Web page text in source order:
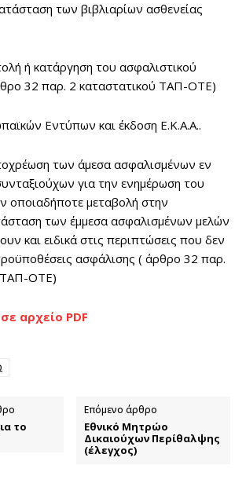
των βιβλιαρίων ασθενείας
ή κατάργηση του ασφαλιστικού
32 παρ. 2 καταστατικού ΤΑΠ-ΟΤΕ)
Εντύπων και έκδοση Ε.Κ.Α.Α..
των άμεσα ασφαλισμένων εν
για την ενημέρωση του
οποιαδήποτε μεταβολή στην
των έμμεσα ασφαλισμένων μελών
και ειδικά στις περιπτώσεις που δεν
ασφάλισης ( άρθρο 32 παρ.
ΤΑΠ-ΟΤΕ)
αρχείο PDF
το
Επόμενο άρθρο
Εθνικό Μητρώο
Δικαιούχων Περίθαλψης
(έλεγχος)